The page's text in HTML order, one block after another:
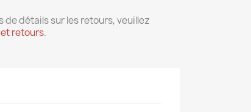
de détails sur les retours, veuillez
retours.